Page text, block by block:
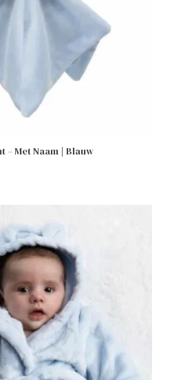
– Met Naam | Blauw